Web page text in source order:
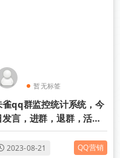
暂无标签
雀qq群监控统计系统，今
发言，进群，退群，活跃
群统计，导出qq号
2023-08-21 QQ营销